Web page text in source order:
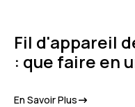
Fil d'appareil
: que faire en
En Savoir Plus